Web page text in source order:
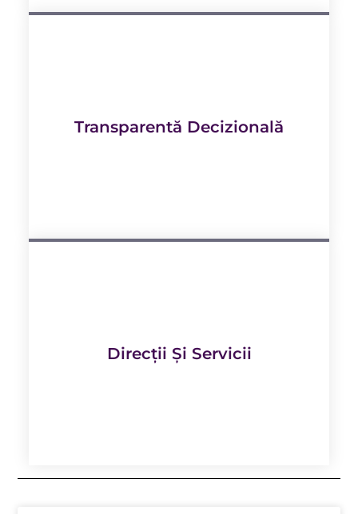
Transparentă Decizională
Direcții Și Servicii